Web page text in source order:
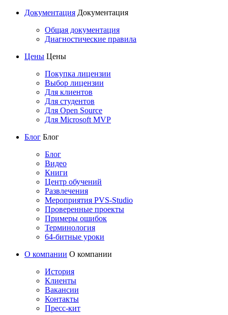
Документация Документация
Общая документация
Диагностические правила
Цены Цены
Покупка лицензии
Выбор лицензии
Для клиентов
Для студентов
Для Open Source
Для Microsoft MVP
Блог Блог
Блог
Видео
Книги
Центр обучений
Развлечения
Мероприятия PVS-Studio
Проверенные проекты
Примеры ошибок
Терминология
64-битные уроки
О компании О компании
История
Клиенты
Вакансии
Контакты
Пресс-кит